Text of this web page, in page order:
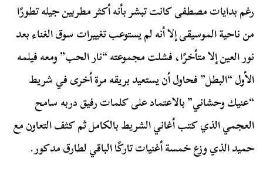
رغم بدايات مصطفى كانت تبشر بأنه أكثر مطربين جيله تطورًا
من ناحية الموسيقى إلا أنه لم يستوعب تغييرات سوق الغناء بعد
نور العين إلا متأخرًا، فشلت مجموعته “نار الحب” ومعه فيلمه
الأول “البطل” فحاول أن يستعيد بريقه مرة أخرى في شريط
“عنيك وحشاني” بالاعتماد على كلمات رفيق دربه سامح
العجمي الذي كتب أغاني الشريط بالكامل ثم كثف التعاون مع
حميد الذي وزع خمسة أغنيات تاركًا الباقي لطارق مدكور.